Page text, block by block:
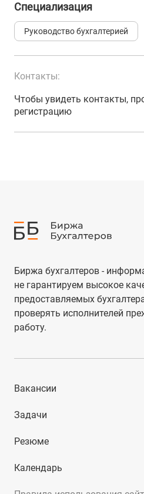
Специализация
Руководство бухгалтерией
Контакты:
Чтобы увидеть контакты,
регистрацию
Биржа бухгалтеров -
не гарантируем высокое
предоставляемых
проверять исполнителей
работу.
Вакансии
Задачи
Резюме
Календарь